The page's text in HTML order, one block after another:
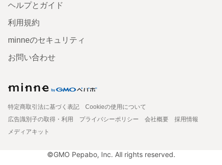
ヘルプとガイド
利用規約
minneのセキュリティ
お問い合わせ
特定商取引法に基づく表記
Cookieの使用について
広告識別子の取得・利用
プライバシーポリシー 会社概要
採用情報
メディアキット
©GMO Pepabo, Inc. All rights reserved.